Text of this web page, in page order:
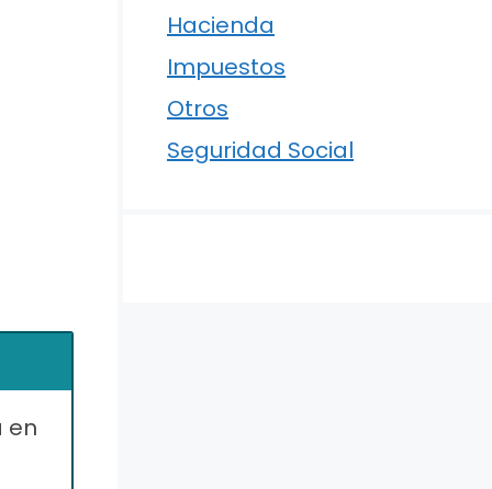
en
Hacienda
Impuestos
Otros
Seguridad Social